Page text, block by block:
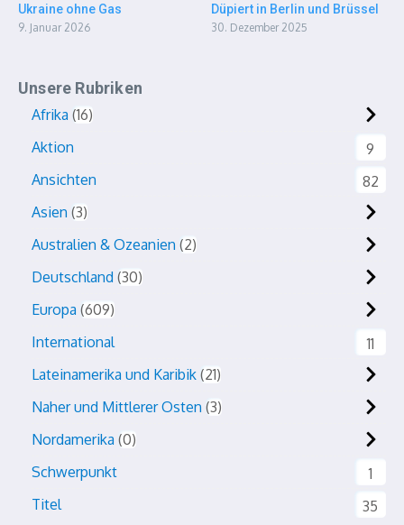
Ukraine ohne Gas
9. Januar 2026
Düpiert in Berlin und Brüssel
30. Dezember 2025
Unsere Rubriken
Afrika 16
Aktion
9
Ansichten
82
Asien 3
Australien & Ozeanien 2
Deutschland 30
Europa 609
International
11
Lateinamerika und Karibik 21
Naher und Mittlerer Osten 3
Nordamerika 0
Schwerpunkt
1
Titel
35